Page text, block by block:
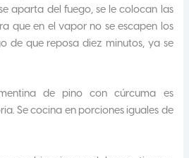
aparta del fuego, se le colocan las
que en el vapor no se escapen los
de que reposa diez minutos, ya se
de pino con cúrcuma es
Se cocina en porciones iguales de